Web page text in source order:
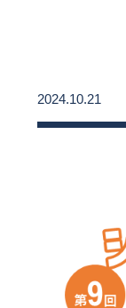
2024.10.21